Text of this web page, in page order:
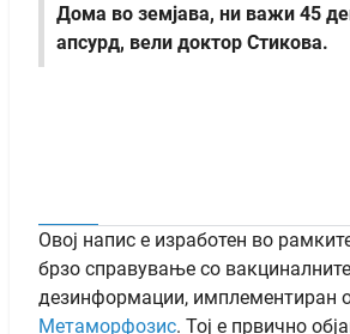
Дома во земјава, ни важи 45
апсурд, вели доктор Стикова.
Овој напис е изработен во
брзо справување со вакциналните
дезинформации, имплементиран
Метаморфозис. Тој е првично